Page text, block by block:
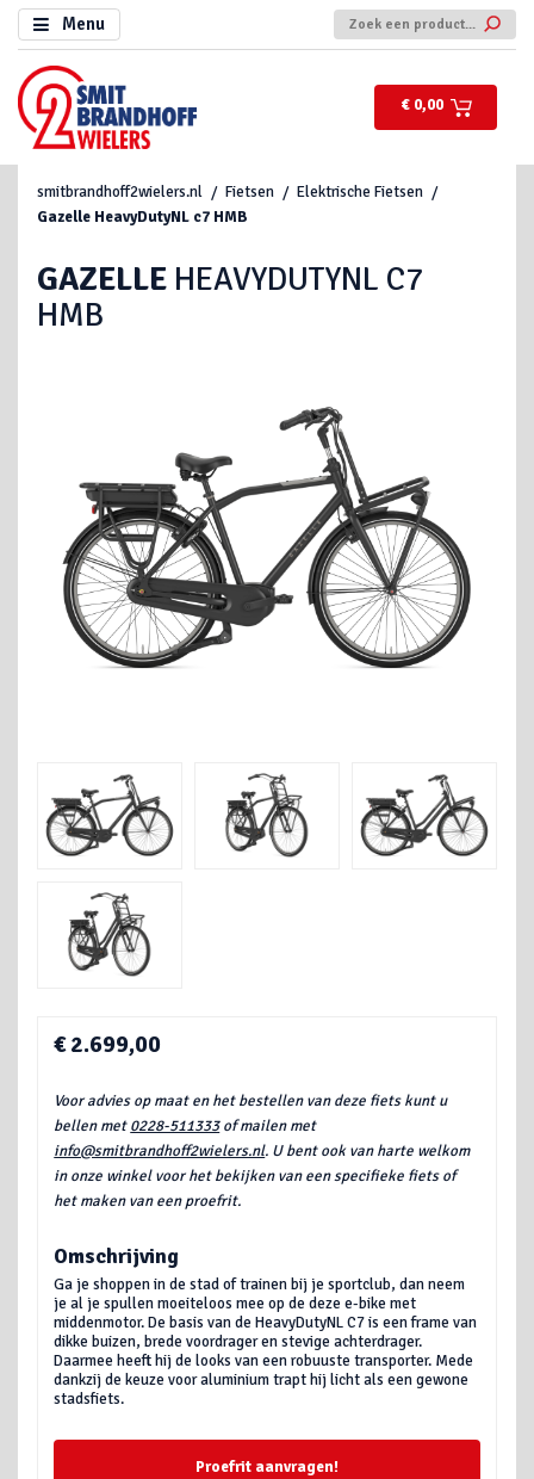
Menu
€ 0,00
smitbrandhoff2wielers.nl Fietsen
Elektrische Fietsen
Gazelle HeavyDutyNL c7 HMB
GAZELLE HEAVYDUTYNL C7
HMB
€ 2.699,00
Voor advies op maat en het bestellen van deze fiets kunt u
bellen met0228-511333of mailen met
info@smitbrandhoff2wielers.nl. U bent ook van harte welkom
in onze winkel voor het bekijken van een specifieke fiets of
het maken van een proefrit.
Omschrijving
Ga je shoppen in de stad of trainen bij je sportclub, dan neem
je al je spullen moeiteloos mee op de deze e-bike met
middenmotor. De basis van de HeavyDutyNL C7 is een frame van
dikke buizen, brede voordrager en stevige achterdrager.
Daarmee heeft hij de looks van een robuuste transporter. Mede
dankzij de keuze voor aluminium trapt hij licht als een gewone
stadsfiets.
Proefrit aanvragen!